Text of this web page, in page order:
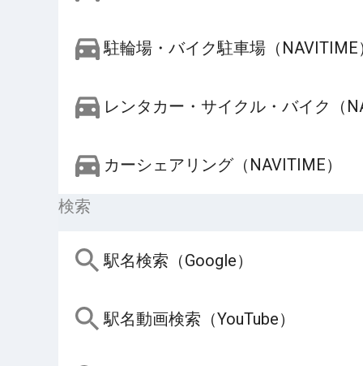
駐輪場・バイク駐車場（NAVITIME
レンタカー・サイクル・バイク（
カーシェアリング（NAVITIME）
検索
駅名検索（Google）
駅名動画検索（YouTube）